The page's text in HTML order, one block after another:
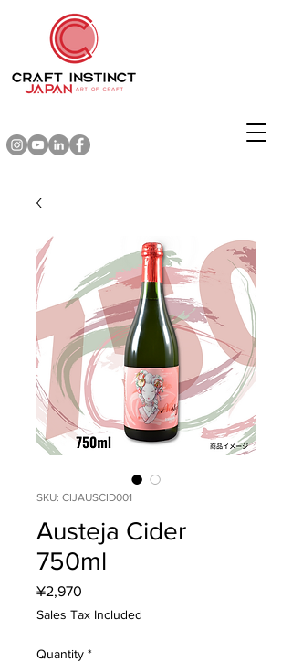
SKU: CIJAUSCID001
Austeja Cider
750ml
¥2,970
Sales Tax Included
Quantity *